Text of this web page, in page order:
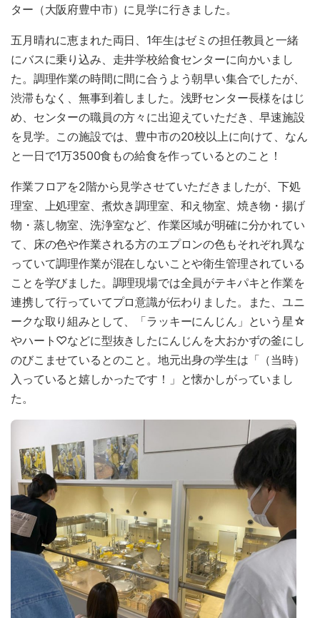
ター（大阪府豊中市）に見学に行きました。
五月晴れに恵まれた両日、1年生はゼミの担任教員と一緒
にバスに乗り込み、走井学校給食センターに向かいまし
た。調理作業の時間に間に合うよう朝早い集合でしたが、
渋滞もなく、無事到着しました。浅野センター長様をはじ
め、センターの職員の方々に出迎えていただき、早速施設
を見学。この施設では、豊中市の20校以上に向けて、なん
と一日で1万3500食もの給食を作っているとのこと！
作業フロアを2階から見学させていただきましたが、下処
理室、上処理室、煮炊き調理室、和え物室、焼き物・揚げ
物・蒸し物室、洗浄室など、作業区域が明確に分かれてい
て、床の色や作業される方のエプロンの色もそれぞれ異な
っていて調理作業が混在しないことや衛生管理されている
ことを学びました。調理現場では全員がテキパキと作業を
連携して行っていてプロ意識が伝わりました。また、ユニ
ークな取り組みとして、「ラッキーにんじん」という星☆
やハート♡などに型抜きしたにんじんを大おかずの釜にし
のびこませているとのこと。地元出身の学生は「（当時）
入っていると嬉しかったです！」と懐かしがっていまし
た。